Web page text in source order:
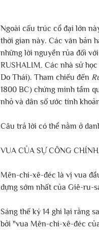
Ngoài cấu trúc cổ đại lớn
thời gian này. Các văn bản
những lời nguyền rủa đối
RUSHALIM. Các nhà sử
Do Thái). Tham chiếu đến
1800 BC) chứng minh tầm
nhỏ và dân số ước tính
Câu trả lời có thể nằm ở
VUA CỦA SỰ CÔNG
Mên-chi-xê-đéc là vị vua
dựng sớm nhất của Giê-ru-
Sáng thế ký 14 ghi lại rằng
bởi "vua Mên-chi-xê-đéc